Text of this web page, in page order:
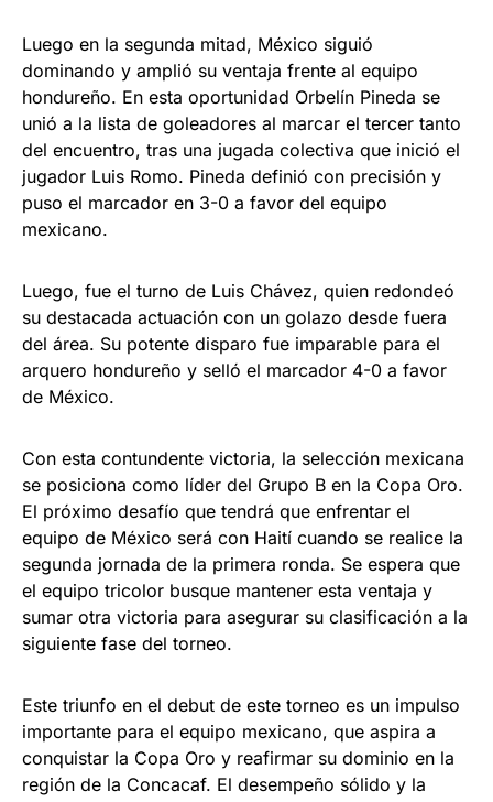
Luego en la segunda mitad, México siguió
dominando y amplió su ventaja frente al equipo
hondureño. En esta oportunidad Orbelín Pineda se
unió a la lista de goleadores al marcar el tercer tanto
del encuentro, tras una jugada colectiva que inició el
jugador Luis Romo. Pineda definió con precisión y
puso el marcador en 3-0 a favor del equipo
mexicano.
Luego, fue el turno de Luis Chávez, quien redondeó
su destacada actuación con un golazo desde fuera
del área. Su potente disparo fue imparable para el
arquero hondureño y selló el marcador 4-0 a favor
de México.
Con esta contundente victoria, la selección mexicana
se posiciona como líder del Grupo B en la Copa Oro.
El próximo desafío que tendrá que enfrentar el
equipo de México será con Haití cuando se realice la
segunda jornada de la primera ronda. Se espera que
el equipo tricolor busque mantener esta ventaja y
sumar otra victoria para asegurar su clasificación a la
siguiente fase del torneo.
Este triunfo en el debut de este torneo es un impulso
importante para el equipo mexicano, que aspira a
conquistar la Copa Oro y reafirmar su dominio en la
región de la Concacaf. El desempeño sólido y la